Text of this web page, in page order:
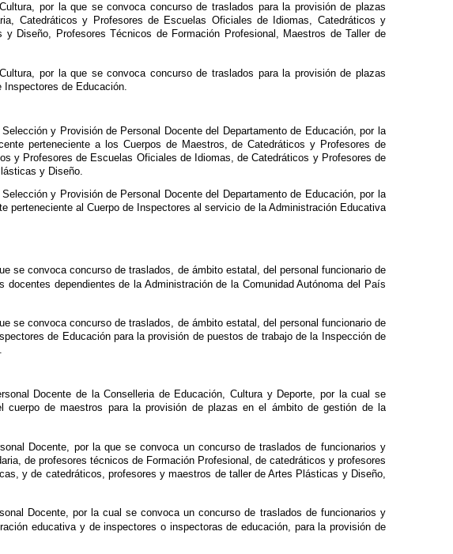
por la que se convoca concurso de traslados para la provisión de plazas
Catedráticos y Profesores de Escuelas Oficiales de Idiomas, Catedráticos y
Diseño, Profesores Técnicos de Formación Profesional, Maestros de Taller de
por la que se convoca concurso de traslados para la provisión de plazas
Inspectores de Educación.
y Provisión de Personal Docente del Departamento de Educación, por la
perteneciente a los Cuerpos de Maestros, de Catedráticos y Profesores de
y Profesores de Escuelas Oficiales de Idiomas, de Catedráticos y Profesores de
y Diseño.
y Provisión de Personal Docente del Departamento de Educación, por la
al Cuerpo de Inspectores al servicio de la Administración Educativa
se convoca concurso de traslados, de ámbito estatal, del personal funcionario de
dependientes de la Administración de la Comunidad Autónoma del País
se convoca concurso de traslados, de ámbito estatal, del personal funcionario de
de Educación para la provisión de puestos de trabajo de la Inspección de
Docente de la Conselleria de Educación, Cultura y Deporte, por la cual se
de maestros para la provisión de plazas en el ámbito de gestión de la
Docente, por la que se convoca un concurso de traslados de funcionarios y
de profesores técnicos de Formación Profesional, de catedráticos y profesores
y de catedráticos, profesores y maestros de taller de Artes Plásticas y Diseño,
Docente, por la cual se convoca un concurso de traslados de funcionarios y
educativa y de inspectores o inspectoras de educación, para la provisión de